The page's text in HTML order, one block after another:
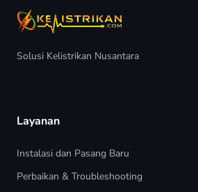
Solusi Kelistrikan Nusantara
Layanan
Instalasi dan Pasang Baru
Perbaikan & Troubleshooting